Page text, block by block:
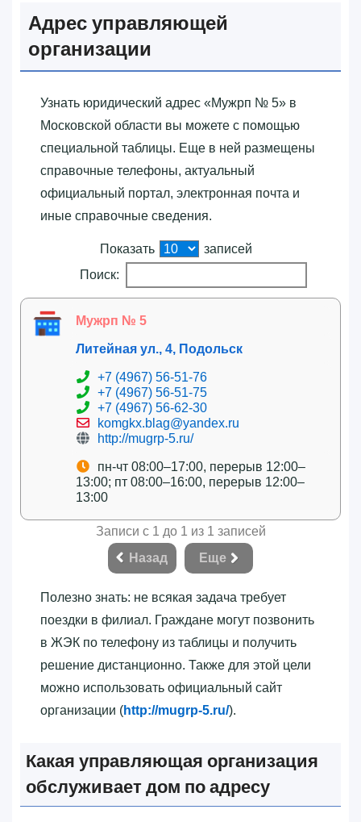
Адрес управляющей
организации
Узнать юридический адрес «‎Мужрп № 5»‎ в
Московской области вы можете с помощью
специальной таблицы. Еще в ней размещены
справочные телефоны, актуальный
официальный портал, электронная почта и
иные справочные сведения.
Показать
записей
Поиск:
Мужрп № 5
Литейная ул., 4, Подольск
+7 (4967) 56-51-76
+7 (4967) 56-51-75
+7 (4967) 56-62-30
komgkx.blag@yandex.ru
http://mugrp-5.ru/
пн-чт 08:00–17:00, перерыв 12:00–
13:00; пт 08:00–16:00, перерыв 12:00–
13:00
Записи с 1 до 1 из 1 записей
Назад
Еще
Полезно знать: не всякая задача требует
поездки в филиал. Граждане могут позвонить
в ЖЭК по телефону из таблицы и получить
решение дистанционно. Также для этой цели
можно использовать официальный сайт
организации (http://mugrp-5.ru/).
Какая управляющая организация
обслуживает дом по адресу